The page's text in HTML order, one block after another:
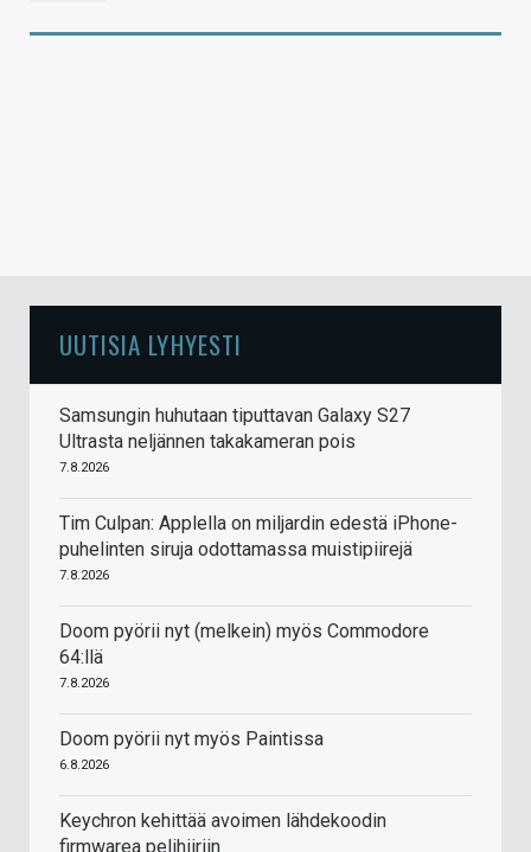
UUTISIA LYHYESTI
Samsungin huhutaan tiputtavan Galaxy S27
Ultrasta neljännen takakameran pois
7.8.2026
Tim Culpan: Applella on miljardin edestä iPhone-
puhelinten siruja odottamassa muistipiirejä
7.8.2026
Doom pyörii nyt (melkein) myös Commodore
64:llä
7.8.2026
Doom pyörii nyt myös Paintissa
6.8.2026
Keychron kehittää avoimen lähdekoodin
firmwarea pelihiiriin